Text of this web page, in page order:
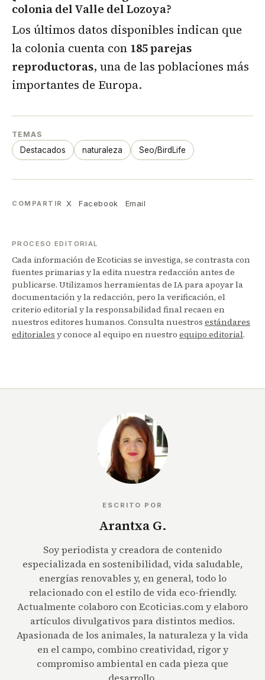
colonia del Valle del Lozoya?
Los últimos datos disponibles indican que
la colonia cuenta con 185 parejas
reproductoras, una de las poblaciones más
importantes de Europa.
TEMAS
Destacados naturaleza Seo/BirdLife
COMPARTIR X Facebook Email
PROCESO EDITORIAL
Cada información de Ecoticias se investiga, se contrasta con
fuentes primarias y la edita nuestra redacción antes de
publicarse. Utilizamos herramientas de IA para apoyar la
documentación y la redacción, pero la verificación, el
criterio editorial y la responsabilidad final recaen en
nuestros editores humanos. Consulta nuestros estándares
editoriales y conoce al equipo en nuestro equipo editorial.
ESCRITO POR
Arantxa G.
Soy periodista y creadora de contenido
especializada en sostenibilidad, vida saludable,
energías renovables y, en general, todo lo
relacionado con el estilo de vida eco-friendly.
Actualmente colaboro con Ecoticias.com y elaboro
artículos divulgativos para distintos medios.
Apasionada de los animales, la naturaleza y la vida
en el campo, combino creatividad, rigor y
compromiso ambiental en cada pieza que